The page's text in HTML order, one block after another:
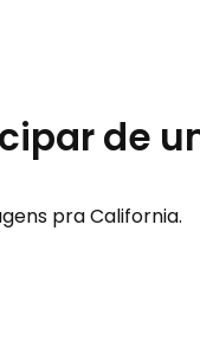
de
pra California.